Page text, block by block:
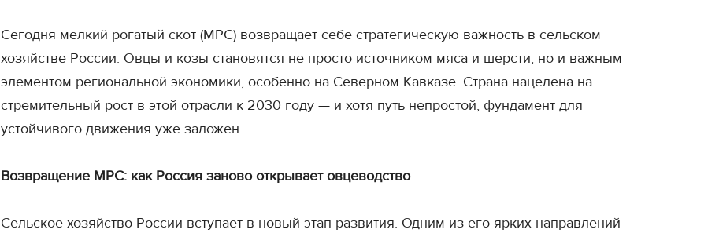
Сегодня мелкий рогатый скот (МРС) возвращает себе стратегическую важность в сельском
хозяйстве России. Овцы и козы становятся не просто источником мяса и шерсти, но и важным
элементом региональной экономики, особенно на Северном Кавказе. Страна нацелена на
стремительный рост в этой отрасли к 2030 году — и хотя путь непростой, фундамент для
устойчивого движения уже заложен.
Возвращение МРС: как Россия заново открывает овцеводство
Сельское хозяйство России вступает в новый этап развития. Одним из его ярких направлений